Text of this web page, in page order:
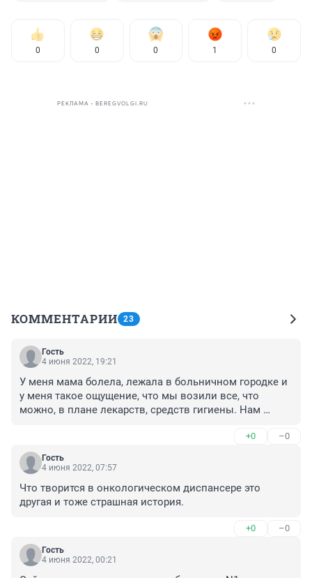
0 0 0 1 0
РЕКЛАМА • BEREGVOLGI.RU
КОММЕНТАРИИ 23
Гость
4 июня 2022, 19:21
У меня мама болела, лежала в больничном городке и
у меня такое ощущение, что мы возили все, что
можно, в плане лекарств, средств гигиены. Нам
+0 –0
Гость
4 июня 2022, 07:57
Что творится в онкологическом диспансере это
другая и тоже страшная история.
+0 –0
Гость
4 июня 2022, 00:21